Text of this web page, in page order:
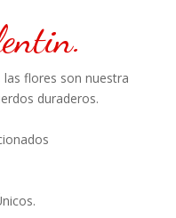
flores son nuestra
duraderos.